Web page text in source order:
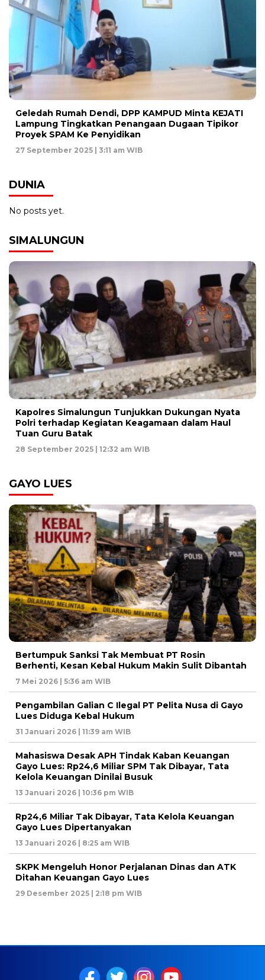
Geledah Rumah Dendi, DPP KAMPUD Minta KEJATI
Lampung Tingkatkan Penangaan Dugaan Tipikor
Proyek SPAM Ke Penyidikan
27 September 2025 | 3:11 am WIB
DUNIA
No posts yet.
SIMALUNGUN
Kapolres Simalungun Tunjukkan Dukungan Nyata
Polri terhadap Kegiatan Keagamaan dalam Haul
Tuan Guru Batak
28 September 2025 | 12:32 am WIB
GAYO LUES
Bertumpuk Sanksi Tak Membuat PT Rosin
Berhenti, Kesan Kebal Hukum Makin Sulit Dibantah
7 Mei 2026 | 5:36 am WIB
Pengambilan Galian C Ilegal PT Pelita Nusa di Gayo
Lues Diduga Kebal Hukum
31 Januari 2026 | 11:39 am WIB
Mahasiswa Desak APH Tindak Kaban Keuangan
Gayo Lues: Rp24,6 Miliar SPM Tak Dibayar, Tata
Kelola Keuangan Dinilai Busuk
13 Januari 2026 | 10:36 pm WIB
Rp24,6 Miliar Tak Dibayar, Tata Kelola Keuangan
Gayo Lues Dipertanyakan
13 Januari 2026 | 8:25 am WIB
SKPK Mengeluh Honor Perjalanan Dinas dan ATK
Ditahan Keuangan Gayo Lues
29 Desember 2025 | 2:18 pm WIB